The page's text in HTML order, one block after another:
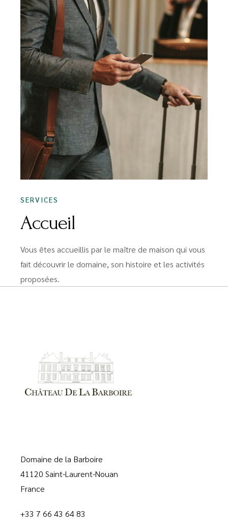
SERVICES
Accueil
Vous êtes accueillis par le maître de maison qui vous
fait découvrir le domaine, son histoire et les activités
proposées.
Domaine de la Barboire
41120 Saint-Laurent-Nouan
France
+33 7 66 43 64 83